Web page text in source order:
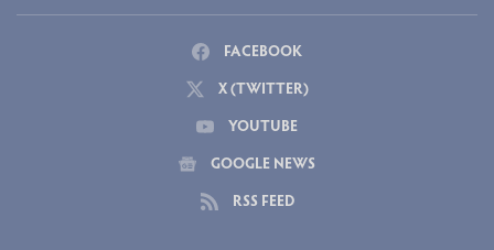
FACEBOOK
X (TWITTER)
YOUTUBE
GOOGLE NEWS
RSS FEED